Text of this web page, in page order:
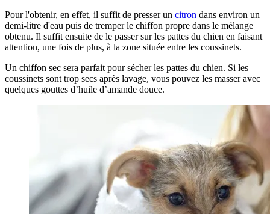
Pour l'obtenir, en effet, il suffit de presser un citron dans environ un
demi-litre d'eau puis de tremper le chiffon propre dans le mélange
obtenu. Il suffit ensuite de le passer sur les pattes du chien en faisant
attention, une fois de plus, à la zone située entre les coussinets.
Un chiffon sec sera parfait pour sécher les pattes du chien. Si les
coussinets sont trop secs après lavage, vous pouvez les masser avec
quelques gouttes d’huile d’amande douce.